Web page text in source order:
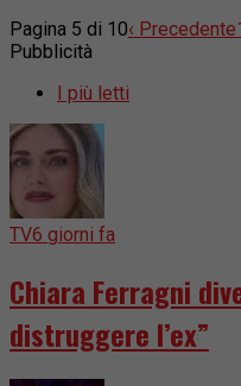
Pagina 5 di 10‹ Precedente
Pubblicità
I più letti
TV6 giorni fa
Chiara Ferragni
distruggere l’ex”